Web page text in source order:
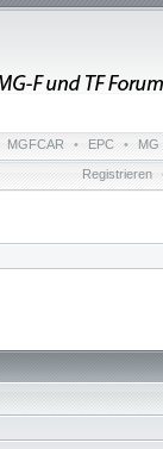
MGFCAR • EPC • MG
Registrieren